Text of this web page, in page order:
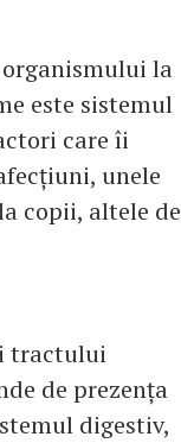
organismului la
este sistemul
care îi
unele
copii, altele de
tractului
de prezența
digestiv,